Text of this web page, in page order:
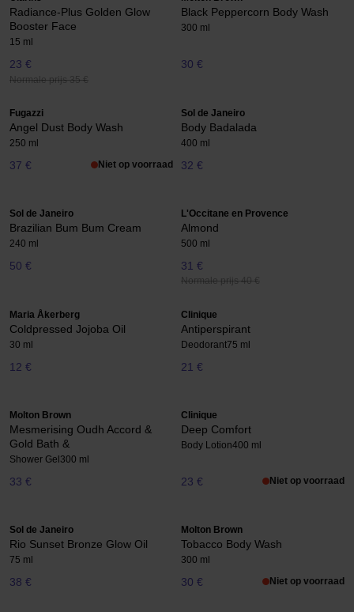
Radiance-Plus Golden Glow
Booster Face
15 ml
23 €
Normale prijs 35 €
Black Peppercorn Body Wash
300 ml
30 €
Fugazzi
Angel Dust Body Wash
250 ml
37 € Niet op voorraad
Sol de Janeiro
Body Badalada
400 ml
32 €
Sol de Janeiro
Brazilian Bum Bum Cream
240 ml
50 €
L'Occitane en Provence
Almond
500 ml
31 €
Normale prijs 40 €
Maria Åkerberg
Coldpressed Jojoba Oil
30 ml
12 €
Clinique
Antiperspirant
Deodorant75 ml
21 €
Molton Brown
Mesmerising Oudh Accord &
Gold Bath &
Shower Gel 300 ml
33 €
Clinique
Deep Comfort
Body Lotion400 ml
23 € Niet op voorraad
Sol de Janeiro
Rio Sunset Bronze Glow Oil
75 ml
38 €
Molton Brown
Tobacco Body Wash
300 ml
30 € Niet op voorraad